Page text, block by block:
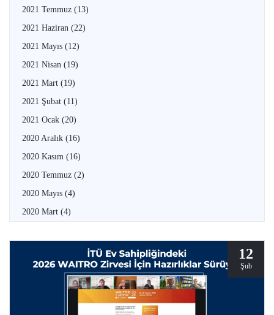
2021 Temmuz (13)
2021 Haziran (22)
2021 Mayıs (12)
2021 Nisan (19)
2021 Mart (19)
2021 Şubat (11)
2021 Ocak (20)
2020 Aralık (16)
2020 Kasım (16)
2020 Temmuz (2)
2020 Mayıs (4)
2020 Mart (4)
12
Şub